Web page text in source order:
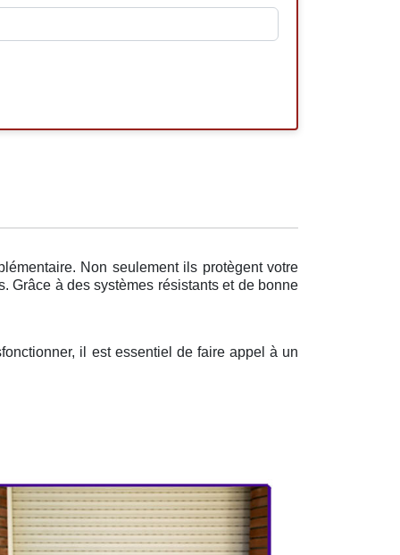
Non seulement ils protègent votre
Grâce à des systèmes résistants et de bonne
il est essentiel de faire appel à un